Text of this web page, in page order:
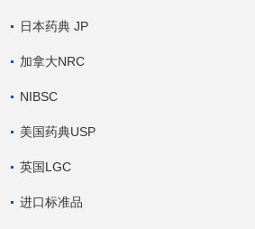
日本药典 JP
加拿大NRC
NIBSC
美国药典USP
英国LGC
进口标准品